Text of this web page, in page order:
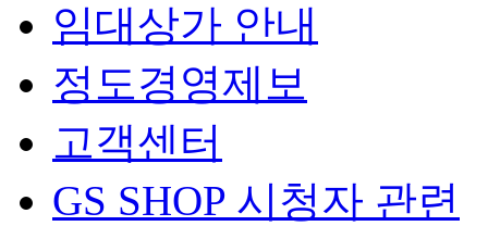
임대상가 안내
정도경영제보
고객센터
GS SHOP 시청자 관련